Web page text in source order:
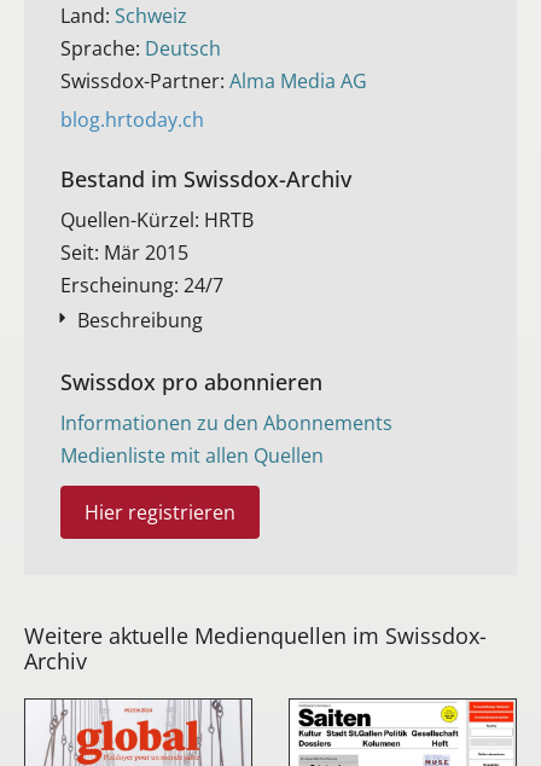
Land: Schweiz
Sprache: Deutsch
Swissdox-Partner: Alma Media AG
blog.hrtoday.ch
Bestand im Swissdox-Archiv​
Quellen-Kürzel: HRTB
Seit: Mär 2015
Erscheinung: 24/7
Beschreibung
Swissdox pro abonnieren
Informationen zu den Abonnements
Medienliste mit allen Quellen
Hier registrieren
Weitere aktuelle Medienquellen im Swissdox-
Archiv